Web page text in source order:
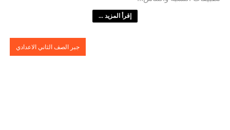
إقرأ المزيد ...
جبر الصف الثاني الاعدادي